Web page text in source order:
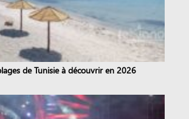
de Tunisie à découvrir en 2026